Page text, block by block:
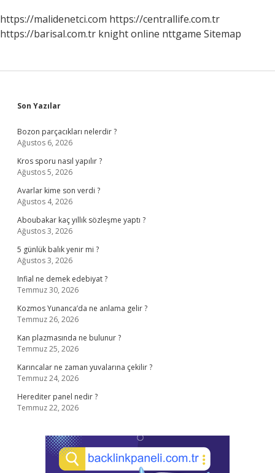
https://malidenetci.com https://centrallife.com.tr
https://barisal.com.tr knight online nttgame Sitemap
Sidebar
Son Yazılar
Bozon parçacıkları nelerdir ?
Ağustos 6, 2026
Kros sporu nasıl yapılır ?
Ağustos 5, 2026
Avarlar kime son verdi ?
Ağustos 4, 2026
Aboubakar kaç yıllık sözleşme yaptı ?
Ağustos 3, 2026
5 günlük balık yenir mi ?
Ağustos 3, 2026
Infial ne demek edebiyat ?
Temmuz 30, 2026
Kozmos Yunanca’da ne anlama gelir ?
Temmuz 26, 2026
Kan plazmasında ne bulunur ?
Temmuz 25, 2026
Karıncalar ne zaman yuvalarına çekilir ?
Temmuz 24, 2026
Herediter panel nedir ?
Temmuz 22, 2026